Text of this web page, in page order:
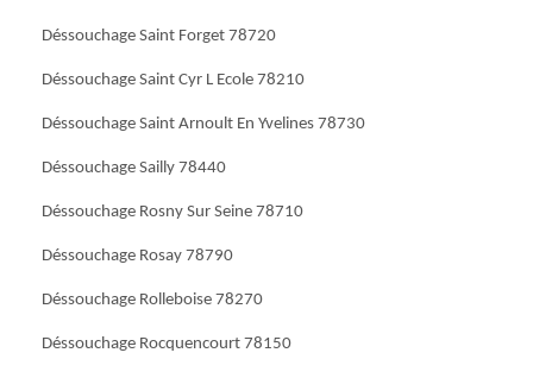
Déssouchage Saint Forget 78720
Déssouchage Saint Cyr L Ecole 78210
Déssouchage Saint Arnoult En Yvelines 78730
Déssouchage Sailly 78440
Déssouchage Rosny Sur Seine 78710
Déssouchage Rosay 78790
Déssouchage Rolleboise 78270
Déssouchage Rocquencourt 78150